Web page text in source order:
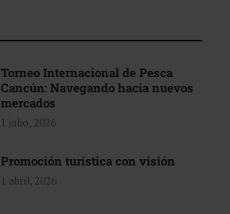
Torneo Internacional de Pesca
Cancún: Navegando hacia nuevos
mercados
1 julio, 2026
Promoción turística con visión
1 abril, 2026